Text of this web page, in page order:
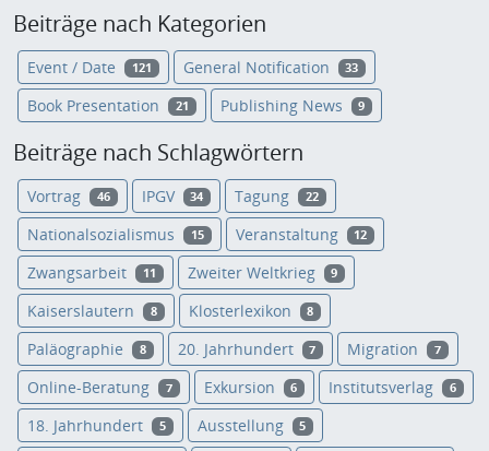
Beiträge nach Kategorien
Event / Date 121 General Notification 33
Book Presentation 21 Publishing News 9
Beiträge nach Schlagwörtern
Vortrag 46 IPGV 34 Tagung 22
Nationalsozialismus 15 Veranstaltung 12
Zwangsarbeit 11 Zweiter Weltkrieg 9
Kaiserslautern 8 Klosterlexikon 8
Paläographie 8 20. Jahrhundert 7 Migration 7
Online-Beratung 7 Exkursion 6 Institutsverlag 6
18. Jahrhundert 5 Ausstellung 5